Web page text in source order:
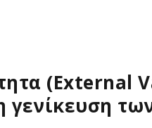
(External
γενίκευση